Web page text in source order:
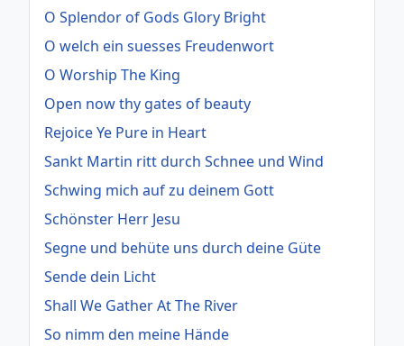
O Splendor of Gods Glory Bright
O welch ein suesses Freudenwort
O Worship The King
Open now thy gates of beauty
Rejoice Ye Pure in Heart
Sankt Martin ritt durch Schnee und Wind
Schwing mich auf zu deinem Gott
Schönster Herr Jesu
Segne und behüte uns durch deine Güte
Sende dein Licht
Shall We Gather At The River
So nimm den meine Hände